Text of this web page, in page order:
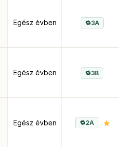
Egész évben 3A
Egész évben 3B
Egész évben 2A